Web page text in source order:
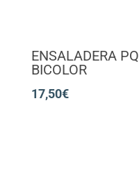
ENSALADERA
BICOLOR
17,50€